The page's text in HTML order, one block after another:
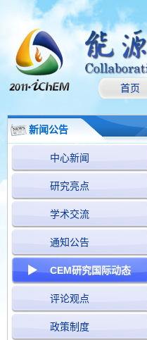
首页
新闻公告
中心新闻
研究亮点
学术交流
通知公告
CEM研究国际动态
评论观点
政策制度